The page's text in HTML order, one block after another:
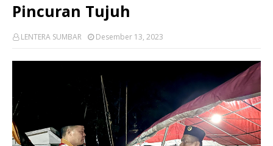
Pincuran Tujuh
LENTERA SUMBAR Desember 13, 2023